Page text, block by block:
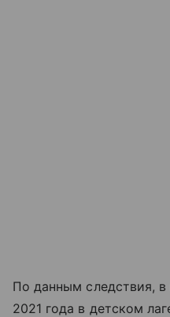
По данным следствия,
2021 года в детском